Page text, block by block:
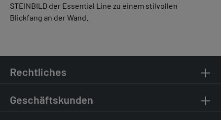
STEINBILD der Essential Line zu einem stilvollen
Blickfang an der Wand.
Rechtliches
Geschäftskunden